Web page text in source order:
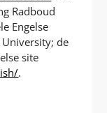
Radboud
Engelse
de
site
.